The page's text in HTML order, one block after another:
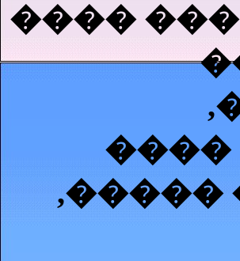
����
����
,�����